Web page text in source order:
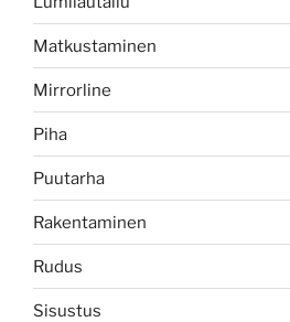
Matkustaminen
Mirrorline
Piha
Puutarha
Rakentaminen
Rudus
Sisustus